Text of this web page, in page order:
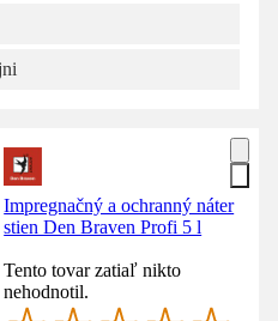
Impregnačný a ochranný náter
stien Den Braven Profi 5 l
Tento tovar zatiaľ nikto
nehodnotil.